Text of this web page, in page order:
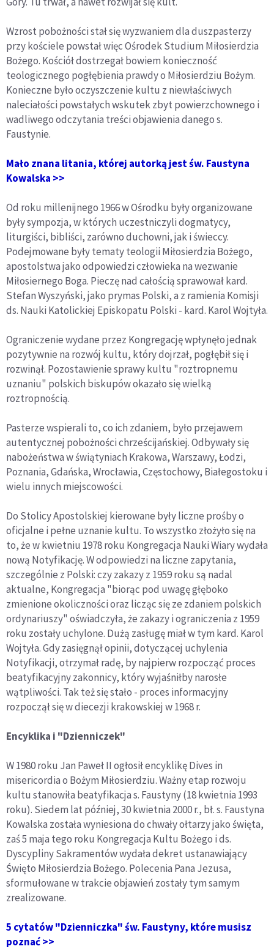
Wzrost pobożności stał się wyzwaniem dla duszpasterzy
przy kościele powstał więc Ośrodek Studium Miłosierdzia
Bożego. Kościół dostrzegał bowiem konieczność
teologicznego pogłębienia prawdy o Miłosierdziu Bożym.
Konieczne było oczyszczenie kultu z niewłaściwych
naleciałości powstałych wskutek zbyt powierzchownego i
wadliwego odczytania treści objawienia danego s.
Faustynie.
Mało znana litania, której autorką jest św. Faustyna
Kowalska >>
Od roku millenijnego 1966 w Ośrodku były organizowane
były sympozja, w których uczestniczyli dogmatycy,
liturgiści, bibliści, zarówno duchowni, jak i świeccy.
Podejmowane były tematy teologii Miłosierdzia Bożego,
apostolstwa jako odpowiedzi człowieka na wezwanie
Miłosiernego Boga. Pieczę nad całością sprawował kard.
Stefan Wyszyński, jako prymas Polski, a z ramienia Komisji
ds. Nauki Katolickiej Episkopatu Polski - kard. Karol Wojtyła.
Ograniczenie wydane przez Kongregację wpłynęło jednak
pozytywnie na rozwój kultu, który dojrzał, pogłębił się i
rozwinął. Pozostawienie sprawy kultu "roztropnemu
uznaniu" polskich biskupów okazało się wielką
roztropnością.
Pasterze wspierali to, co ich zdaniem, było przejawem
autentycznej pobożności chrześcijańskiej. Odbywały się
nabożeństwa w świątyniach Krakowa, Warszawy, Łodzi,
Poznania, Gdańska, Wrocławia, Częstochowy, Białegostoku i
wielu innych miejscowości.
Do Stolicy Apostolskiej kierowane były liczne prośby o
oficjalne i pełne uznanie kultu. To wszystko złożyło się na
to, że w kwietniu 1978 roku Kongregacja Nauki Wiary wydała
nową Notyfikację. W odpowiedzi na liczne zapytania,
szczególnie z Polski: czy zakazy z 1959 roku są nadal
aktualne, Kongregacja "biorąc pod uwagę głęboko
zmienione okoliczności oraz licząc się ze zdaniem polskich
ordynariuszy" oświadczyła, że zakazy i ograniczenia z 1959
roku zostały uchylone. Dużą zasługę miał w tym kard. Karol
Wojtyła. Gdy zasięgnął opinii, dotyczącej uchylenia
Notyfikacji, otrzymał radę, by najpierw rozpocząć proces
beatyfikacyjny zakonnicy, który wyjaśniłby narosłe
wątpliwości. Tak też się stało - proces informacyjny
rozpoczął się w diecezji krakowskiej w 1968 r.
Encyklika i "Dzienniczek"
W 1980 roku Jan Paweł II ogłosił encyklikę Dives in
misericordia o Bożym Miłosierdziu. Ważny etap rozwoju
kultu stanowiła beatyfikacja s. Faustyny (18 kwietnia 1993
roku). Siedem lat później, 30 kwietnia 2000 r., bł. s. Faustyna
Kowalska została wyniesiona do chwały ołtarzy jako święta,
zaś 5 maja tego roku Kongregacja Kultu Bożego i ds.
Dyscypliny Sakramentów wydała dekret ustanawiający
Święto Miłosierdzia Bożego. Polecenia Pana Jezusa,
sformułowane w trakcie objawień zostały tym samym
zrealizowane.
5 cytatów "Dzienniczka" św. Faustyny, które musisz
poznać >>